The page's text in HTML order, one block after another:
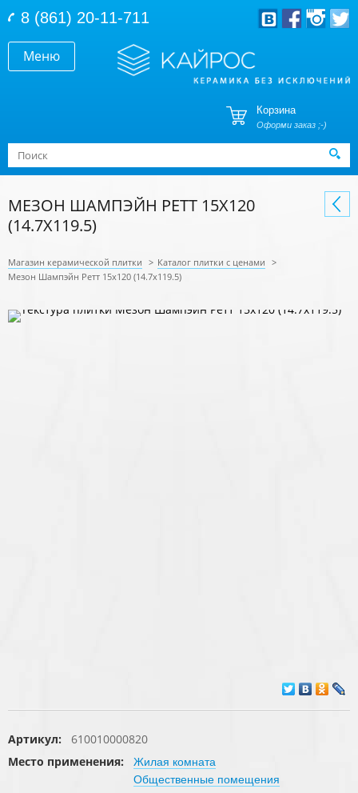
Меню
8 (861) 20-11-711
Корзина
Оформи заказ ;-)
Форма поиска
Поиск
МЕЗОН ШАМПЭЙН РЕТТ 15X120
(14.7X119.5)
Магазин керамической плитки > Каталог плитки с ценами >
Мезон Шампэйн Ретт 15x120 (14.7x119.5)
Артикул:
610010000820
Место применения:
Жилая комната
Общественные помещения